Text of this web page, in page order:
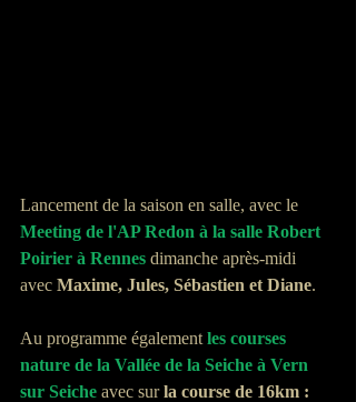
Lancement de la saison en salle, avec le
Meeting de l'AP Redon à la salle Robert
Poirier à Rennes dimanche après-midi
avec Maxime, Jules, Sébastien et Diane.
Au programme également les courses
nature de la Vallée de la Seiche à Vern
sur Seiche avec sur la course de 16km :